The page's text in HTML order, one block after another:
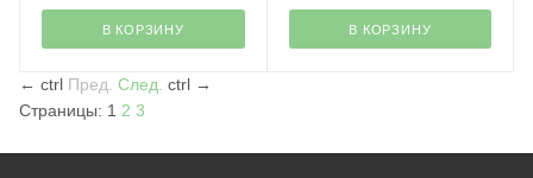
В КОРЗИНУ В КОРЗИНУ
← ctrl Пред. След. ctrl →
Страницы: 1 2 3